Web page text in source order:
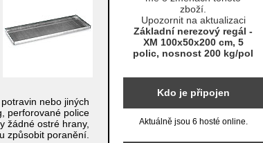
nebo jiných
perforované police
žádné ostré hrany,
způsobit poranění.
Upozornit na aktualizaci
Základní nerezový regál -
XM 100x50x200 cm, 5
polic, nosnost 200 kg/pol
Kdo je připojen
Aktuálně jsou 6 hosté online.